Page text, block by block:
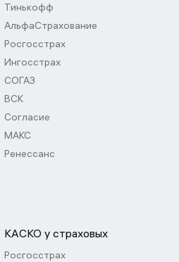
Тинькофф
АльфаСтрахование
Росгосстрах
Ингосстрах
СОГАЗ
ВСК
Согласие
МАКС
Ренессанс
КАСКО у страховых
Росгосстрах